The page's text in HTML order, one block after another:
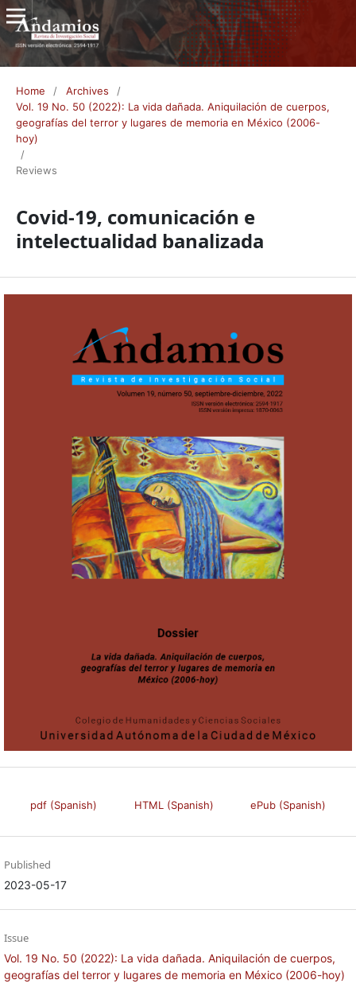
Home / Archives
/
Vol. 19 No. 50 (2022): La vida dañada. Aniquilación de cuerpos,
geografías del terror y lugares de memoria en México (2006-
hoy)
/
Reviews
Covid-19, comunicación e
intelectualidad banalizada
pdf (Spanish) HTML (Spanish) ePub (Spanish)
Published
2023-05-17
Issue
Vol. 19 No. 50 (2022): La vida dañada. Aniquilación de cuerpos,
geografías del terror y lugares de memoria en México (2006-hoy)